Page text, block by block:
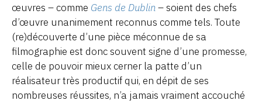
œuvres – comme Gens de Dublin– soient des chefs
d’œuvre unanimement reconnus comme tels. Toute
(re)découverte d’une pièce méconnue de sa
filmographie est donc souvent signe d’une promesse,
celle de pouvoir mieux cerner la patte d’un
réalisateur très productif qui, en dépit de ses
nombreuses réussites, n’a jamais vraiment accouché